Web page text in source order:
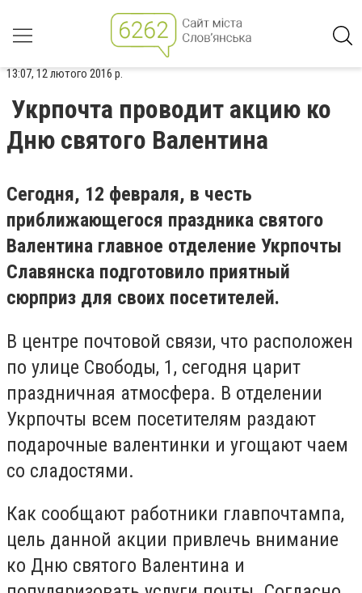
13:07, 12 лютого 2016 р.
Укрпочта проводит акцию ко
Дню святого Валентина
Сегодня, 12 февраля, в честь
приближающегося праздника святого
Валентина главное отделение Укрпочты
Славянска подготовило приятный
сюрприз для своих посетителей.
В центре почтовой связи, что расположен
по улице Свободы, 1, сегодня царит
праздничная атмосфера. В отделении
Укрпочты всем посетителям раздают
подарочные валентинки и угощают чаем
со сладостями.
Как сообщают работники главпочтампа,
цель данной акции привлечь внимание
ко Дню святого Валентина и